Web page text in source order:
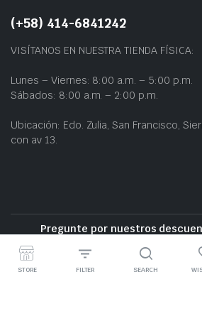
(+58) 414-6841242
VISÍTANOS EN NUESTRA TIENDA FÍSICA:
Lunes – Viernes: 8:00 a.m. – 5:00 p.m.
Sábados: 8:00 a.m. – 2:00 p.m.
Ubicación: Edo. Zulia, San Francisco,
con av 13.
Pregunte por nuestros
Entrega gratuita cerca
STORE FILTER SEARCH